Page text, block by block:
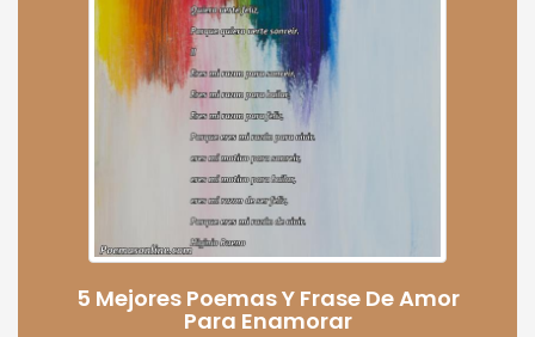
5 Mejores Poemas Y Frase De Amor
Para Enamorar